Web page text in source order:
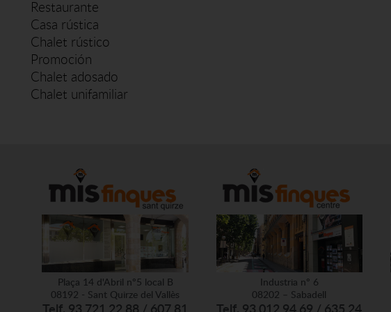
Restaurante
Casa rústica
Chalet rústico
Promoción
Chalet adosado
Chalet unifamiliar
Plaça 14 d'Abril nº5 local B
08192 - Sant Quirze del Vallès
Telf. 93 721 22 88 / 607 81
Industria nº 6
08202 – Sabadell
Telf. 93 012 94 69 / 635 24